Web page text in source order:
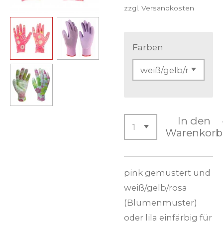
zzgl. Versandkosten
Farben
In den
Warenkorb
pink gemustert und
weiß/gelb/rosa
(Blumenmuster)
oder lila einfärbig für